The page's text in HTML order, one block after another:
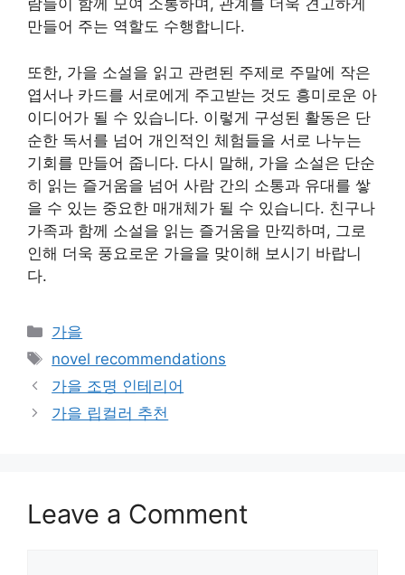
람들이 함께 모여 소통하며, 관계를 더욱 견고하게
만들어 주는 역할도 수행합니다.
또한, 가을 소설을 읽고 관련된 주제로 주말에 작은
엽서나 카드를 서로에게 주고받는 것도 흥미로운 아
이디어가 될 수 있습니다. 이렇게 구성된 활동은 단
순한 독서를 넘어 개인적인 체험들을 서로 나누는
기회를 만들어 줍니다. 다시 말해, 가을 소설은 단순
히 읽는 즐거움을 넘어 사람 간의 소통과 유대를 쌓
을 수 있는 중요한 매개체가 될 수 있습니다. 친구나
가족과 함께 소설을 읽는 즐거움을 만끽하며, 그로
인해 더욱 풍요로운 가을을 맞이해 보시기 바랍니
다.
Categories
가을
Tags
novel recommendations
가을 조명 인테리어
가을 립컬러 추천
Leave a Comment